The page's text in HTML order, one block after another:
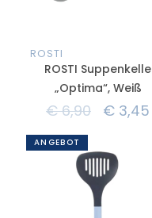
ROSTI
ROSTI Suppenkelle
„Optima“, Weiß
€6,90 € 3,45
ANGEBOT